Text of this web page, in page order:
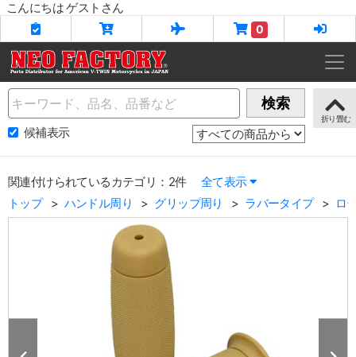
こんにちは ゲストさん
0
Name 検索
候補表示
関連付けられているカテゴリ：2件
全て表示
トップ
ハンドル周り グリップ周り ラバータイプ ロ